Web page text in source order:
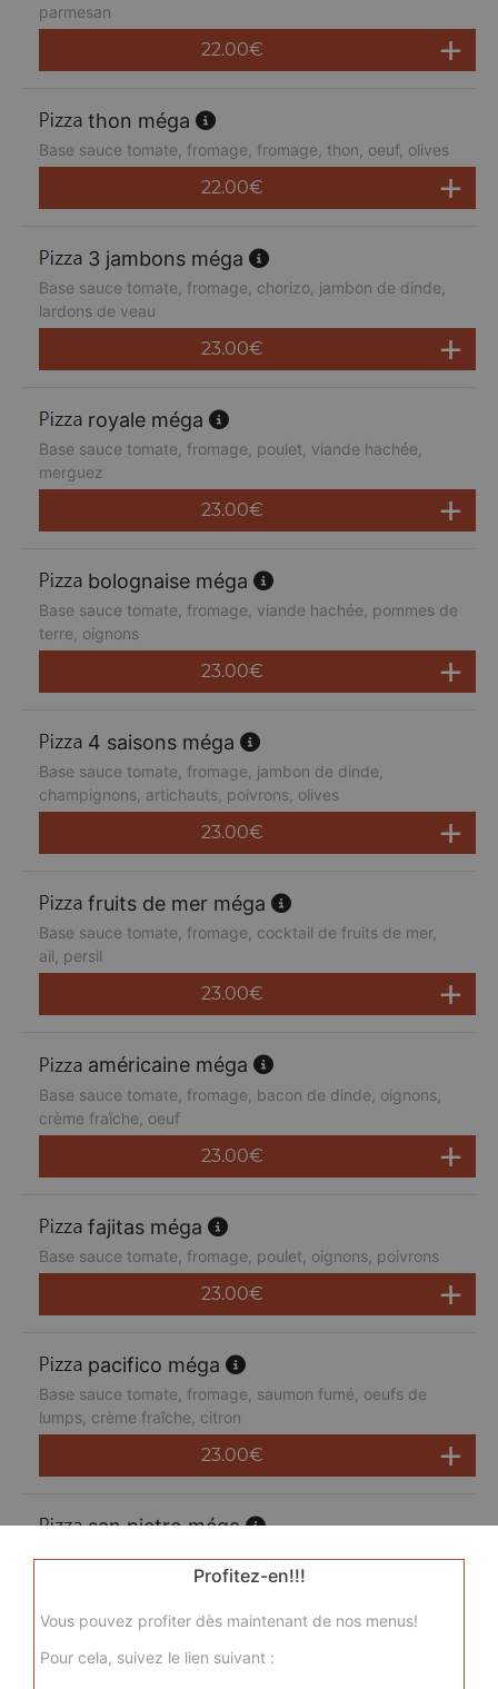
parmesan
22.00€
thon méga
Base sauce tomate, fromage, fromage, thon, oeuf, olives
22.00€
3 jambons méga
Base sauce tomate, fromage, chorizo, jambon de dinde,
lardons de veau
23.00€
royale méga
Base sauce tomate, fromage, poulet, viande hachée,
merguez
23.00€
bolognaise méga
Base sauce tomate, fromage, viande hachée, pommes de
terre, oignons
23.00€
4 saisons méga
Base sauce tomate, fromage, jambon de dinde,
champignons, artichauts, poivrons, olives
23.00€
fruits de mer méga
Base sauce tomate, fromage, cocktail de fruits de mer,
ail, persil
23.00€
américaine méga
Base sauce tomate, fromage, bacon de dinde, oignons,
crème fraîche, oeuf
23.00€
fajitas méga
Base sauce tomate, fromage, poulet, oignons, poivrons
23.00€
pacifico méga
Base sauce tomate, fromage, saumon fumé, oeufs de
lumps, crème fraîche, citron
23.00€
san pietro méga
Base sauce tomate, fromage, chorizo, jambon de dinde,
merguez, champignons
23.00€
Profitez-en!!!
Vous pouvez profiter dès maintenant de nos menus!
Pour cela, suivez le lien suivant :